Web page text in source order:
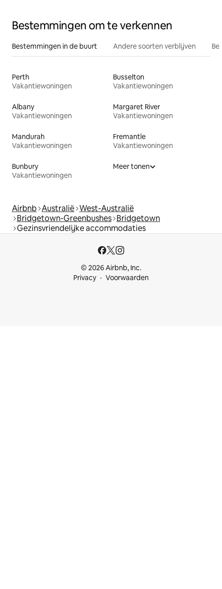
Bestemmingen om te verkennen
Bestemmingen in de buurt Andere soorten verblijven
Perth
Vakantiewoningen
Busselton
Vakantiewoningen
Albany
Vakantiewoningen
Margaret River
Vakantiewoningen
Mandurah
Vakantiewoningen
Fremantle
Vakantiewoningen
Bunbury
Vakantiewoningen
Meer tonen
Airbnb Australië West-Australië
Bridgetown-Greenbushes Bridgetown
Gezinsvriendelijke accommodaties
© 2026 Airbnb, Inc.
Privacy
Voorwaarden